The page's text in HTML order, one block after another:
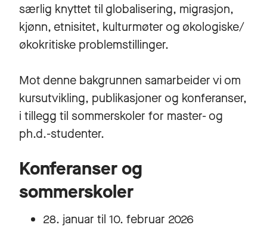
særlig knyttet til globalisering, migrasjon,
kjønn, etnisitet, kulturmøter og økologiske/
økokritiske problemstillinger.
Mot denne bakgrunnen samarbeider vi om
kursutvikling, publikasjoner og konferanser,
i tillegg til sommerskoler for master- og
ph.d.-studenter.
Konferanser og
sommerskoler
28. januar til 10. februar 2026